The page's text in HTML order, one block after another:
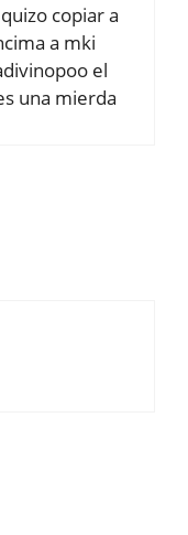
copiar a
a mki
el
una mierda